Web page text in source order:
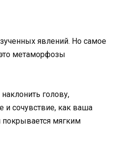
явлений. Но самое
метаморфозы
голову,
и сочувствие, как ваша
покрывается мягким